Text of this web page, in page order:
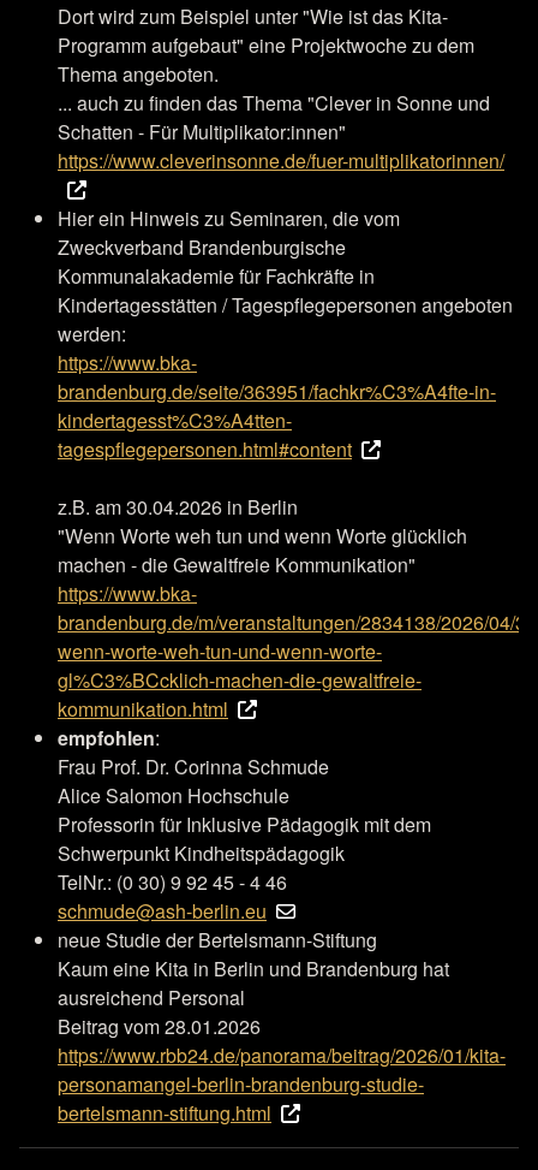
Dort wird zum Beispiel unter "Wie ist das Kita-
Programm aufgebaut" eine Projektwoche zu dem
Thema angeboten.
... auch zu finden das Thema "Clever in Sonne und
Schatten - Für Multiplikator:innen"
https://www.cleverinsonne.de/fuer-multiplikatorinnen/
Hier ein Hinweis zu Seminaren, die vom
Zweckverband Brandenburgische
Kommunalakademie für Fachkräfte in
Kindertagesstätten / Tagespflegepersonen angeboten
werden:
https://www.bka-
brandenburg.de/seite/363951/fachkr%C3%A4fte-in-
kindertagesst%C3%A4tten-
tagespflegepersonen.html#content
z.B. am 30.04.2026 in Berlin
"Wenn Worte weh tun und wenn Worte glücklich
machen - die Gewaltfreie Kommunikation"
https://www.bka-
brandenburg.de/m/veranstaltungen/2834138/2026/04/
wenn-worte-weh-tun-und-wenn-worte-
gl%C3%BCcklich-machen-die-gewaltfreie-
kommunikation.html
empfohlen:
Frau Prof. Dr. Corinna Schmude
Alice Salomon Hochschule
Professorin für Inklusive Pädagogik mit dem
Schwerpunkt Kindheitspädagogik
TelNr.: (0 30) 9 92 45 - 4 46
schmude@ash-berlin.eu
neue Studie der Bertelsmann-Stiftung
Kaum eine Kita in Berlin und Brandenburg hat
ausreichend Personal
Beitrag vom 28.01.2026
https://www.rbb24.de/panorama/beitrag/2026/01/kita-
personamangel-berlin-brandenburg-studie-
bertelsmann-stiftung.html